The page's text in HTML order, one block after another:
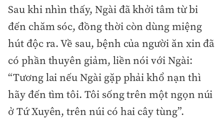
Sau khi nhìn thấy, Ngài đã khởi tâm từ bi
đến chăm sóc, đồng thời còn dùng miệng
hút độc ra. Về sau, bệnh của người ăn xin đã
có phần thuyên giảm, liền nói với Ngài:
“Tương lai nếu Ngài gặp phải khổ nạn thì
hãy đến tìm tôi. Tôi sống trên một ngọn núi
ở Tứ Xuyên, trên núi có hai cây tùng”.